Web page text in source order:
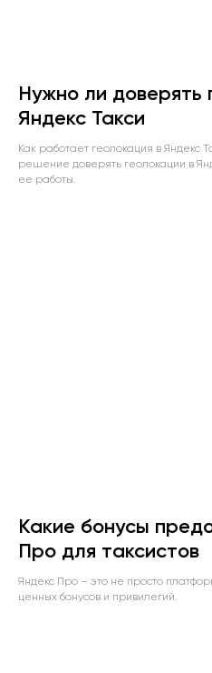
Нужно ли доверять
Яндекс Такси
Как работает геолокация в Яндекс
решение доверять геолокации в
ее работы.
Какие бонусы
Про для таксистов
Яндекс Про – это не просто
ценных бонусов и привилегий.